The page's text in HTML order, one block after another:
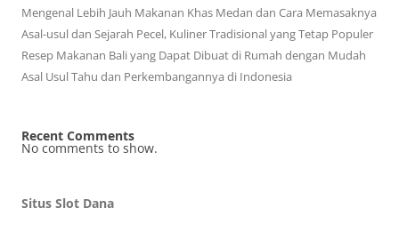
Mengenal Lebih Jauh Makanan Khas Medan dan Cara Memasaknya
Asal-usul dan Sejarah Pecel, Kuliner Tradisional yang Tetap Populer
Resep Makanan Bali yang Dapat Dibuat di Rumah dengan Mudah
Asal Usul Tahu dan Perkembangannya di Indonesia
Recent Comments
No comments to show.
Situs Slot Dana